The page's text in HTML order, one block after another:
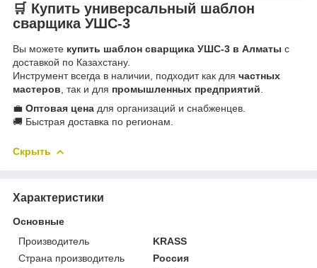
🛒 Купить универсальный шаблон
сварщика УШС-3
Вы можете купить шаблон сварщика УШС-3 в Алматы с
доставкой по Казахстану.
Инструмент всегда в наличии, подходит как для частных
мастеров , так и для промышленных предприятий
💼 Оптовая цена для организаций и снабженцев.
🚚 Быстрая доставка по регионам.
Скрыть
Характеристики
Основные
Производитель
KRASS
Страна производитель
Россия